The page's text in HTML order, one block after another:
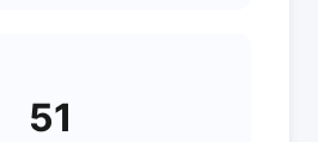
51